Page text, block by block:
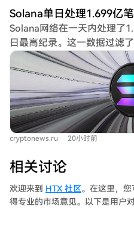
出了随之而来的深刻社会与
济模式、人类的意义与目标将如何重构
决定文明下一阶段走向的关
之中，人类是否已做好准备
曲。最后，文章讨论了通过
指出需求具有价格弹性，统
交易价值等更精细的定价模
动产生的价值。
Solana单日处理1.699亿
Solana网络在一天内处理了
日最高纪录。这一数据过滤
易，反映了真实的用户和应用活动。 7月29日
活SIMD-0286更新，将每个
提升至1亿，增加了66%的
持不变。此次升级是Solana
升，依赖于XDP内核旁路网络技术的
波动时期，已有超过11%的
明区块空间需求旺盛。新增
自动做市商（AMM）持续更
簿。这类交易以极低的手续
同期，Western Union的
出，初期覆盖37个市场，使
cryptonews.ru 20小时前
相关讨论
欢迎来到 HTX 社区。在这里，
得专业的市场意见。以下是用户